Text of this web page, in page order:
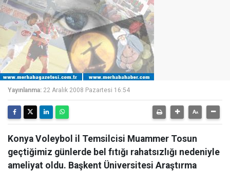
Yayınlanma: 22 Aralık 2008 Pazartesi 16:54
Konya Voleybol il Temsilcisi Muammer Tosun
geçtiğimiz günlerde bel fıtığı rahatsızlığı nedeniyle
ameliyat oldu. Başkent Üniversitesi Araştırma